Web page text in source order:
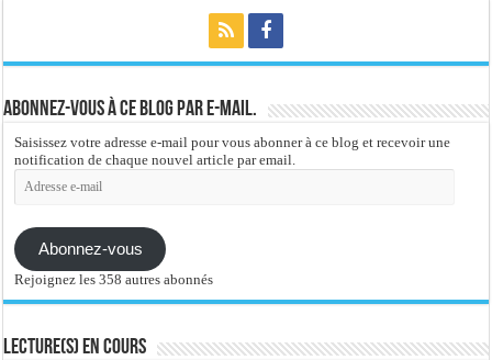
Abonnez-vous à ce blog par e-mail.
Saisissez votre adresse e-mail pour vous abonner à ce blog et recevoir une
notification de chaque nouvel article par email.
Adresse
e-
Abonnez-vous
Rejoignez les 358 autres abonnés
Lecture(s) en cours